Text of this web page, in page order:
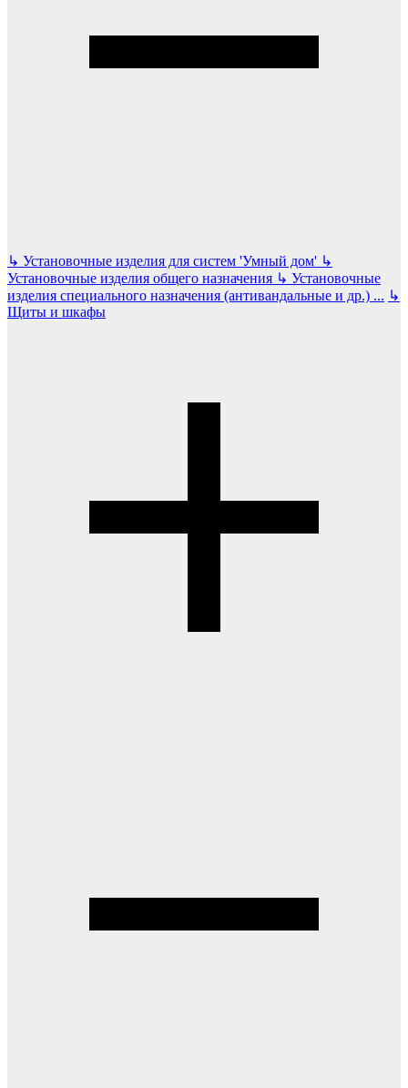
↳ Установочные изделия для систем 'Умный дом' ↳
Установочные изделия общего назначения ↳ Установочные
изделия специального назначения (антивандальные и др.) ... ↳
Щиты и шкафы